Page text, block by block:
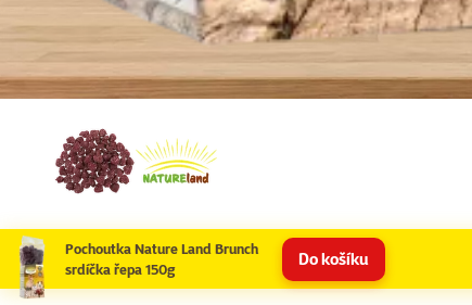
Pochoutka Nature Land Brunch
srdíčka řepa 150g
Do košíku